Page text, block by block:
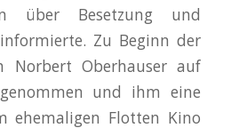
über Besetzung und
Zu Beginn der
Norbert Oberhauser auf
und ihm eine
ehemaligen Flotten Kino